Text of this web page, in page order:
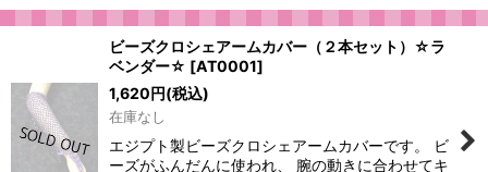
ビーズクロシェアームカバー（２本セット）☆ラ
ベンダー☆ [AT0001]
1,620円(税込)
在庫なし
エジプト製ビーズクロシェアームカバーです。 ビ
ーズがふんだんに使われ、 腕の動きに合わせてキ